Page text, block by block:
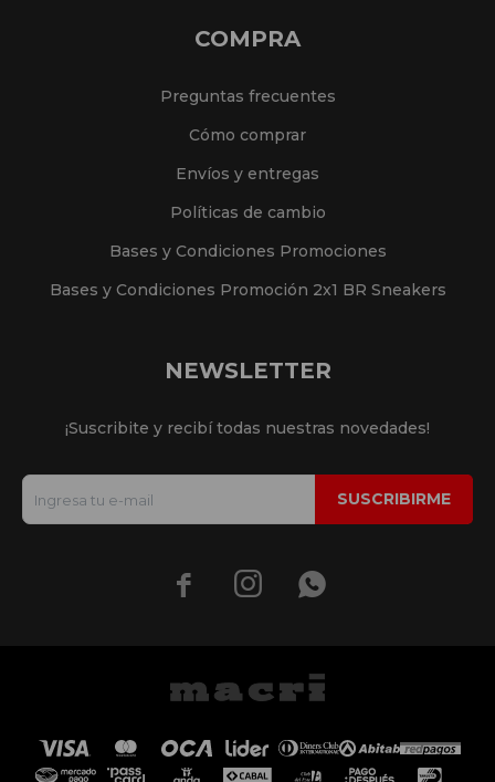
COMPRA
Preguntas frecuentes
Cómo comprar
Envíos y entregas
Políticas de cambio
Bases y Condiciones Promociones
Bases y Condiciones Promoción 2x1 BR Sneakers
NEWSLETTER
¡Suscribite y recibí todas nuestras novedades!
SUSCRIBIRME
  